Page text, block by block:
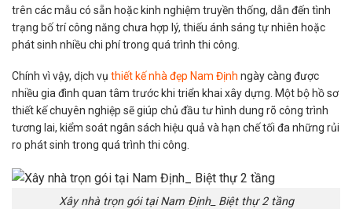
trên các mẫu có sẵn hoặc kinh nghiệm truyền thống, dẫn đến tình
trạng bố trí công năng chưa hợp lý, thiếu ánh sáng tự nhiên hoặc
phát sinh nhiều chi phí trong quá trình thi công.
Chính vì vậy, dịch vụ thiết kế nhà đẹp Nam Định ngày càng được
nhiều gia đình quan tâm trước khi triển khai xây dựng. Một bộ hồ sơ
thiết kế chuyên nghiệp sẽ giúp chủ đầu tư hình dung rõ công trình
tương lai, kiểm soát ngân sách hiệu quả và hạn chế tối đa những rủi
ro phát sinh trong quá trình thi công.
Xây nhà trọn gói tại Nam Định_ Biệt thự 2 tầng